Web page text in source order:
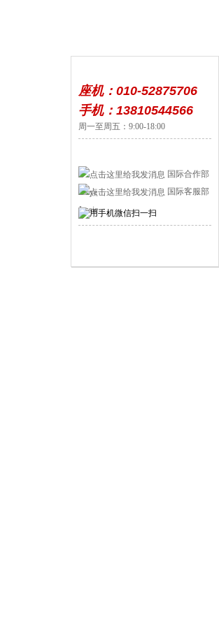
座机：010-52875706
手机：13810544566
周一至周五：9:00-18:00
国际合作部
Jocye
国际客服部
Jessie